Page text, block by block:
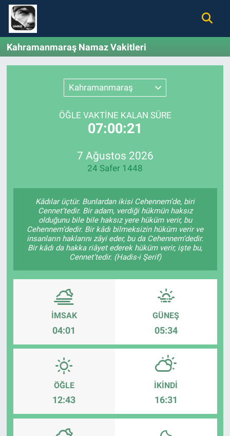
Kahramanmaraş Namaz Vakitleri
Kahramanmaraş
ÖĞLE VAKTİNE KALAN SÜRE
07:00:21
7 Ağustos 2026
24 Safer 1448
Kâdılar üçtür. Bunlardan ikisi Cehennem’de, biri
Cennet’tedir. Bir adam, verdiği hükmün haksız
olduğunu bile bile haksız yere hüküm verir, bu
Cehennem’dedir. Bir kâdı bilmeksizin hüküm verir ve
insanların haklarını zâyi eder, bu da Cehennem’dedir.
Bir kâdı da hakka riâyet ederek hüküm verir, işte bu,
Cennet’tedir. (Hadis-i Şerif)
İMSAK
04:01
GÜNEŞ
05:34
ÖĞLE
12:43
İKINDI
16:31
Gündem
Ekonomi
Magazin
Künye
Nöbetçi Eczaneler
Hava Durumu
Namaz Vakitleri
Trafik Durumu
Son Dakika Haberleri
Haber Arşivi